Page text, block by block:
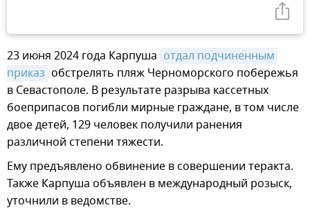
23 июня 2024 года Карпуша отдал подчиненным
приказ обстрелять пляж Черноморского побережья
в Севастополе. В результате разрыва кассетных
боеприпасов погибли мирные граждане, в том числе
двое детей, 129 человек получили ранения
различной степени тяжести.
Ему предъявлено обвинение в совершении теракта.
Также Карпуша объявлен в международный розыск,
уточнили в ведомстве.